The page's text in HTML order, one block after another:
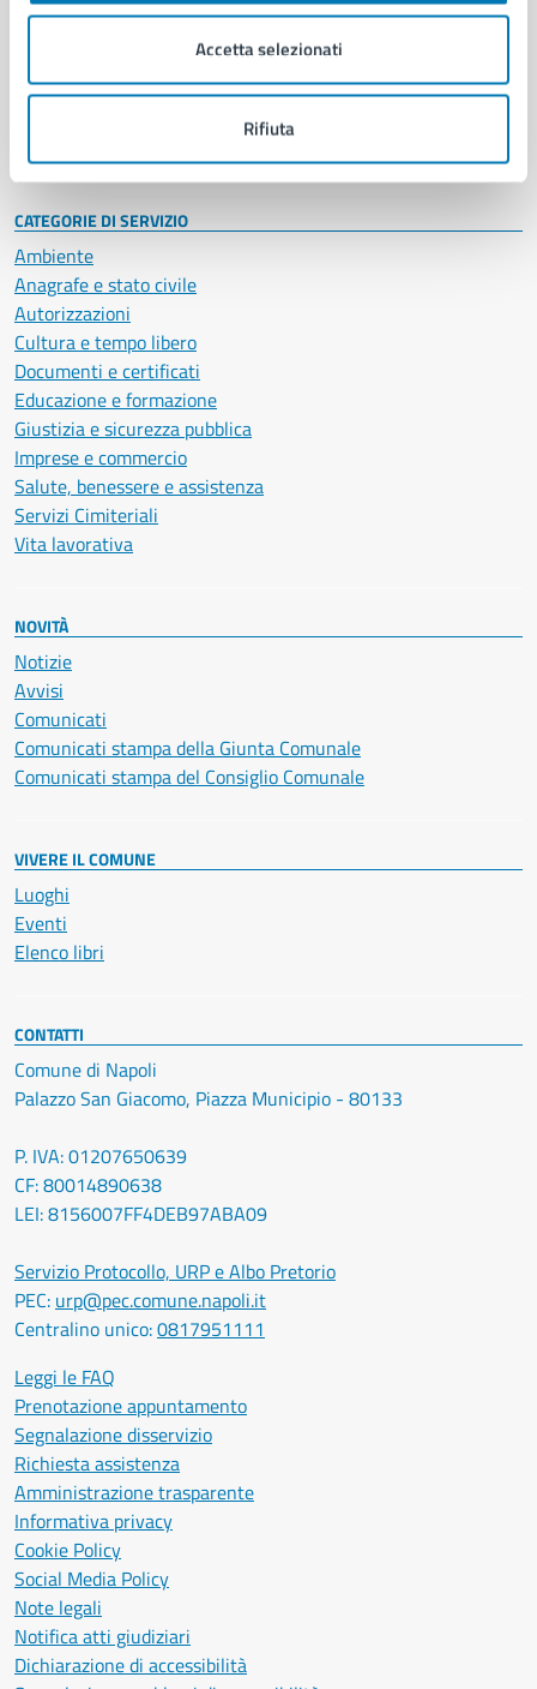
Accetta selezionati
Rifiuta
Enti e fondazioni
Personale amministrativo
Intranet, posta aziendale e protocollo
CATEGORIE DI SERVIZIO
Ambiente
Anagrafe e stato civile
Autorizzazioni
Cultura e tempo libero
Documenti e certificati
Educazione e formazione
Giustizia e sicurezza pubblica
Imprese e commercio
Salute, benessere e assistenza
Servizi Cimiteriali
Vita lavorativa
NOVITÀ
Notizie
Avvisi
Comunicati
Comunicati stampa della Giunta Comunale
Comunicati stampa del Consiglio Comunale
VIVERE IL COMUNE
Luoghi
Eventi
Elenco libri
CONTATTI
Comune di Napoli
Palazzo San Giacomo, Piazza Municipio - 80133
P. IVA: 01207650639
CF: 80014890638
LEI: 8156007FF4DEB97ABA09
Servizio Protocollo, URP e Albo Pretorio
PEC: urp@pec.comune.napoli.it
Centralino unico:0817951111
Leggi le FAQ
Prenotazione appuntamento
Segnalazione disservizio
Richiesta assistenza
Amministrazione trasparente
Informativa privacy
Cookie Policy
Social Media Policy
Note legali
Notifica atti giudiziari
Dichiarazione di accessibilità